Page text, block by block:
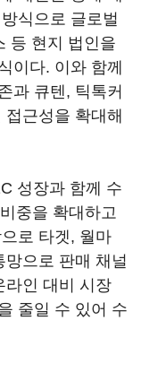
식으로 글로벌
등 현지 법인을
이다. 이와 함께
과 큐텐, 틱톡커
근성을 확대해
성장과 함께 수
중을 확대하고
로 타겟, 월마
으로 판매 채널
라인 대비 시장
줄일 수 있어 수